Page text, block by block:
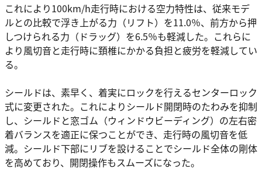
これにより100km/h走行時における空力特性は、従来モデ
ルとの比較で浮き上がる力（リフト）を11.0％、前方から押
しつけられる力（ドラッグ）を6.5％も軽減した。これらに
より風切音と走行時に頚椎にかかる負担と疲労を軽減してい
る。
シールドは、素早く、着実にロックを行えるセンターロック
式に変更された。これによりシールド開閉時のたわみを抑制
し、シールドと窓ゴム（ウィンドウビーディング）の左右密
着バランスを適正に保つことができ、走行時の風切音を低
減。シールド下部にリブを設けることでシールド全体の剛体
を高めており、開閉操作もスムーズになった。